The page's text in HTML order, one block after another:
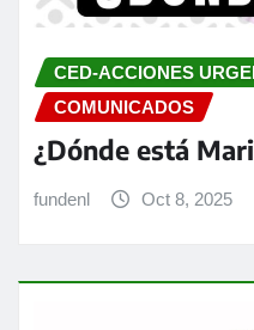
CED-ACCIONES
COMUNICADOS
¿Dónde está
fundenl Oct 8, 2025